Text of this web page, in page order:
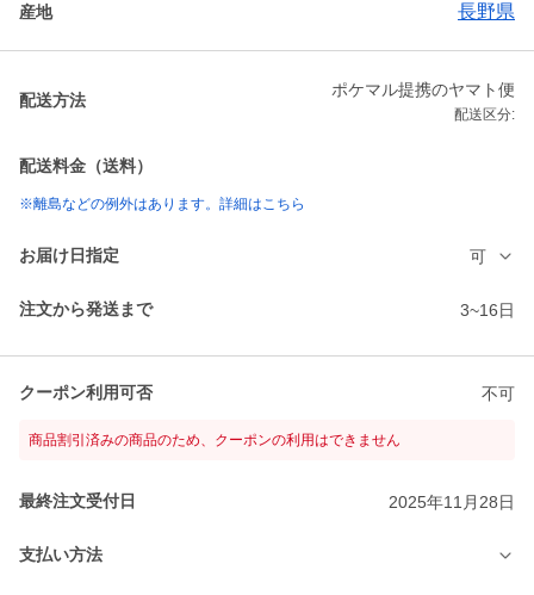
産地 長野県
配送方法
ポケマル提携のヤマト便
配送区分:
配送料金（送料）
※離島などの例外はあります。詳細はこちら
お届け日指定 可
注文から発送まで 3~16日
クーポン利用可否 不可
商品割引済みの商品のため、クーポンの利用はできません
最終注文受付日 2025年11月28日
支払い方法